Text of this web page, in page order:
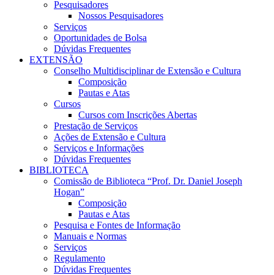
Pesquisadores
Nossos Pesquisadores
Serviços
Oportunidades de Bolsa
Dúvidas Frequentes
EXTENSÃO
Conselho Multidisciplinar de Extensão e Cultura
Composição
Pautas e Atas
Cursos
Cursos com Inscrições Abertas
Prestação de Serviços
Ações de Extensão e Cultura
Serviços e Informações
Dúvidas Frequentes
BIBLIOTECA
Comissão de Biblioteca “Prof. Dr. Daniel Joseph
Hogan”
Composição
Pautas e Atas
Pesquisa e Fontes de Informação
Manuais e Normas
Serviços
Regulamento
Dúvidas Frequentes